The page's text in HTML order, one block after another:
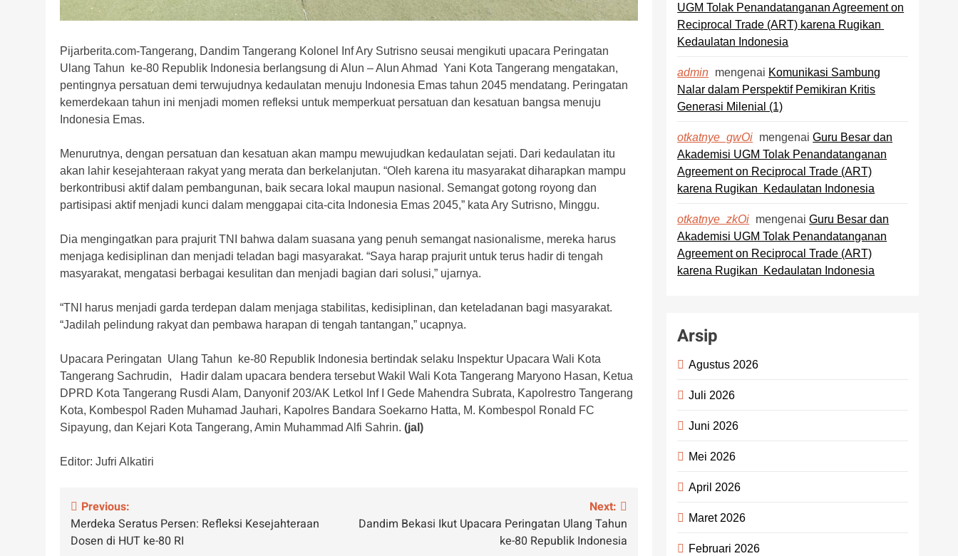
Pijarberita.com-Tangerang, Dandim Tangerang Kolonel Inf Ary Sutrisno seusai mengikuti upacara Peringatan
Ulang Tahun ke-80 Republik Indonesia berlangsung di Alun – Alun Ahmad Yani Kota Tangerang mengatakan,
pentingnya persatuan demi terwujudnya kedaulatan menuju Indonesia Emas tahun 2045 mendatang. Peringatan
kemerdekaan tahun ini menjadi momen refleksi untuk memperkuat persatuan dan kesatuan bangsa menuju
Indonesia Emas.
Menurutnya, dengan persatuan dan kesatuan akan mampu mewujudkan kedaulatan sejati. Dari kedaulatan itu
akan lahir kesejahteraan rakyat yang merata dan berkelanjutan. “Oleh karena itu masyarakat diharapkan mampu
berkontribusi aktif dalam pembangunan, baik secara lokal maupun nasional. Semangat gotong royong dan
partisipasi aktif menjadi kunci dalam menggapai cita-cita Indonesia Emas 2045,” kata Ary Sutrisno, Minggu.
Dia mengingatkan para prajurit TNI bahwa dalam suasana yang penuh semangat nasionalisme, mereka harus
menjaga kedisiplinan dan menjadi teladan bagi masyarakat. “Saya harap prajurit untuk terus hadir di tengah
masyarakat, mengatasi berbagai kesulitan dan menjadi bagian dari solusi,” ujarnya.
“TNI harus menjadi garda terdepan dalam menjaga stabilitas, kedisiplinan, dan keteladanan bagi masyarakat.
“Jadilah pelindung rakyat dan pembawa harapan di tengah tantangan,” ucapnya.
Upacara Peringatan Ulang Tahun ke-80 Republik Indonesia bertindak selaku Inspektur Upacara Wali Kota
Tangerang Sachrudin, Hadir dalam upacara bendera tersebut Wakil Wali Kota Tangerang Maryono Hasan, Ketua
DPRD Kota Tangerang Rusdi Alam, Danyonif 203/AK Letkol Inf I Gede Mahendra Subrata, Kapolrestro Tangerang
Kota, Kombespol Raden Muhamad Jauhari, Kapolres Bandara Soekarno Hatta, M. Kombespol Ronald FC
Sipayung, dan Kejari Kota Tangerang, Amin Muhammad Alfi Sahrin. (jal)
Editor: Jufri Alkatiri
Navigasi
pos
Previous:
Merdeka Seratus Persen: Refleksi Kesejahteraan
Dosen di HUT ke-80 RI
Next:
Dandim Bekasi Ikut Upacara Peringatan Ulang Tahun
ke-80 Republik Indonesia
UGM Tolak Penandatanganan Agreement on
Reciprocal Trade (ART) karena Rugikan
Kedaulatan Indonesia
admin mengenai Komunikasi Sambung
Nalar dalam Perspektif Pemikiran Kritis
Generasi Milenial (1)
otkatnye_gwOi mengenaiGuru Besar dan
Akademisi UGM Tolak Penandatanganan
Agreement on Reciprocal Trade (ART)
karena Rugikan Kedaulatan Indonesia
otkatnye_zkOi mengenaiGuru Besar dan
Akademisi UGM Tolak Penandatanganan
Agreement on Reciprocal Trade (ART)
karena Rugikan Kedaulatan Indonesia
Arsip
Agustus 2026
Juli 2026
Juni 2026
Mei 2026
April 2026
Maret 2026
Februari 2026